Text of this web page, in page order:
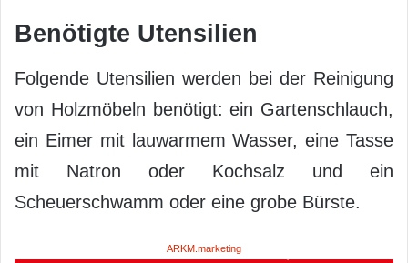
Benötigte Utensilien
Folgende Utensilien werden bei der Reinigung
von Holzmöbeln benötigt: ein Gartenschlauch,
ein Eimer mit lauwarmem Wasser, eine Tasse
mit Natron oder Kochsalz und ein
Scheuerschwamm oder eine grobe Bürste.
ARKM.marketing